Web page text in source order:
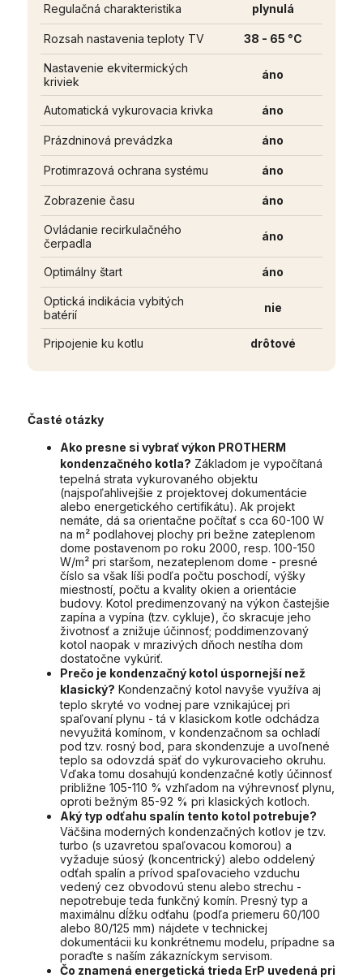
Regulačná charakteristika plynulá
Rozsah nastavenia teploty TV 38 - 65 °C
Nastavenie ekvitermických
kriviek
áno
Automatická vykurovacia krivka áno
Prázdninová prevádzka áno
Protimrazová ochrana systému áno
Zobrazenie času áno
Ovládanie recirkulačného
čerpadla
áno
Optimálny štart áno
Optická indikácia vybitých
batérií
nie
Pripojenie ku kotlu drôtové
Časté otázky
Ako presne si vybrať výkon PROTHERM
kondenzačného kotla? Základom je vypočítaná
tepelná strata vykurovaného objektu
(najspoľahlivejšie z projektovej dokumentácie
alebo energetického certifikátu). Ak projekt
nemáte, dá sa orientačne počítať s cca 60-100 W
na m² podlahovej plochy pri bežne zateplenom
dome postavenom po roku 2000, resp. 100-150
W/m² pri staršom, nezateplenom dome - presné
číslo sa však líši podľa počtu poschodí, výšky
miestností, počtu a kvality okien a orientácie
budovy. Kotol predimenzovaný na výkon častejšie
zapína a vypína (tzv. cykluje), čo skracuje jeho
životnosť a znižuje účinnosť; poddimenzovaný
kotol naopak v mrazivých dňoch nestíha dom
dostatočne vykúriť.
Prečo je kondenzačný kotol úspornejší než
klasický? Kondenzačný kotol navyše využíva aj
teplo skryté vo vodnej pare vznikajúcej pri
spaľovaní plynu - tá v klasickom kotle odchádza
nevyužitá komínom, v kondenzačnom sa ochladí
pod tzv. rosný bod, para skondenzuje a uvoľnené
teplo sa odovzdá späť do vykurovacieho okruhu.
Vďaka tomu dosahujú kondenzačné kotly účinnosť
približne 105-110 % vzhľadom na výhrevnosť plynu,
oproti bežným 85-92 % pri klasických kotloch.
Aký typ odťahu spalín tento kotol potrebuje?
Väčšina moderných kondenzačných kotlov je tzv.
turbo (s uzavretou spaľovacou komorou) a
vyžaduje súosý (koncentrický) alebo oddelený
odťah spalín a prívod spaľovacieho vzduchu
vedený cez obvodovú stenu alebo strechu -
nepotrebuje teda funkčný komín. Presný typ a
maximálnu dĺžku odťahu (podľa priemeru 60/100
alebo 80/125 mm) nájdete v technickej
dokumentácii ku konkrétnemu modelu, prípadne sa
poraďte s naším zákazníckym servisom.
Čo znamená energetická trieda ErP uvedená pri